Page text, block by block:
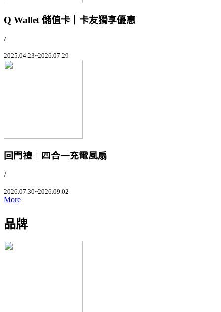
Q Wallet 儲值卡｜卡友獨享優惠
/
2025.04.23~2026.07.29
回門禮｜四合一充電風扇
/
2026.07.30~2026.09.02
More
品牌